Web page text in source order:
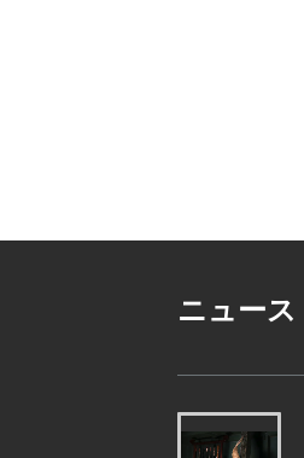
ニュース